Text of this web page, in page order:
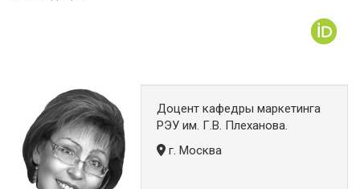
Доцент кафедры маркетинга
РЭУ им. Г.В. Плеханова.
г. Москва